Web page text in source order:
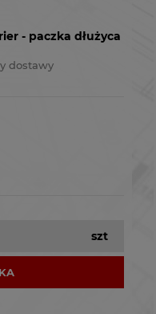
- paczka dłużyca
kosztów
dostawy
szt